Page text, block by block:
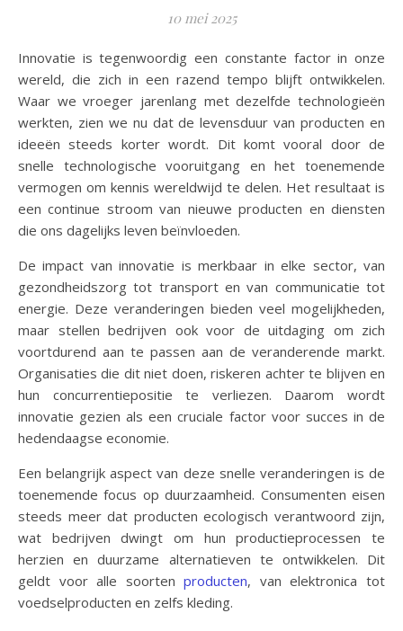
10 mei 2025
Innovatie is tegenwoordig een constante factor in onze
wereld, die zich in een razend tempo blijft ontwikkelen.
Waar we vroeger jarenlang met dezelfde technologieën
werkten, zien we nu dat de levensduur van producten en
ideeën steeds korter wordt. Dit komt vooral door de
snelle technologische vooruitgang en het toenemende
vermogen om kennis wereldwijd te delen. Het resultaat is
een continue stroom van nieuwe producten en diensten
die ons dagelijks leven beïnvloeden.
De impact van innovatie is merkbaar in elke sector, van
gezondheidszorg tot transport en van communicatie tot
energie. Deze veranderingen bieden veel mogelijkheden,
maar stellen bedrijven ook voor de uitdaging om zich
voortdurend aan te passen aan de veranderende markt.
Organisaties die dit niet doen, riskeren achter te blijven en
hun concurrentiepositie te verliezen. Daarom wordt
innovatie gezien als een cruciale factor voor succes in de
hedendaagse economie.
Een belangrijk aspect van deze snelle veranderingen is de
toenemende focus op duurzaamheid. Consumenten eisen
steeds meer dat producten ecologisch verantwoord zijn,
wat bedrijven dwingt om hun productieprocessen te
herzien en duurzame alternatieven te ontwikkelen. Dit
geldt voor alle soortenproducten, van elektronica tot
voedselproducten en zelfs kleding.